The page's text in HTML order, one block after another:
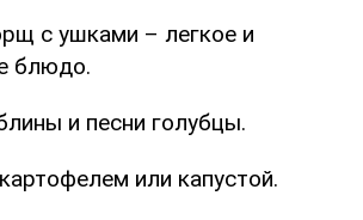
с ушками – легкое и
блюдо.
и песни голубцы.
или капустой.